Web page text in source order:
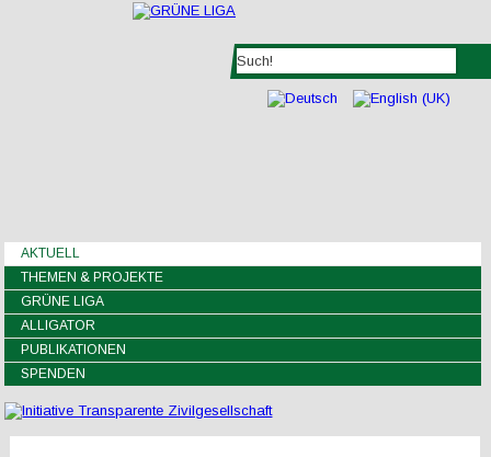
AKTUELL
THEMEN & PROJEKTE
GRÜNE LIGA
ALLIGATOR
PUBLIKATIONEN
SPENDEN